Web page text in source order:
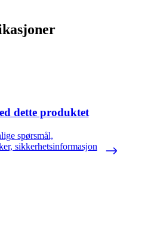
dette produktet
spørsmål,
sikkerhetsinformasjon
av Bazaarvoice og overholder